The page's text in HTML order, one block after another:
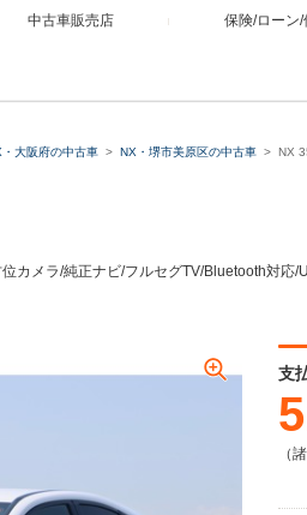
中古車販売店 保険/ローン/
・大阪府の中古車 NX・堺市美原区の中古車 NX
メラ/純正ナビ/フルセグTV/Bluetooth対応/
支
（